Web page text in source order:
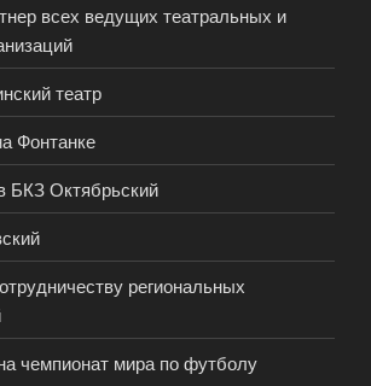
всех ведущих театральных и
театр
Фонтанке
БКЗ Октябрьский
региональных
чемпионат мира по футболу